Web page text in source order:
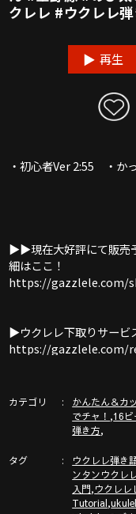
クレレ #ウクレレ
再生
・初心者Ver 2:55 ・か
▶︎▶︎現在大好評にて販売
細はここ！
https://gazzlele.com/
▶︎ウクレレ下取りサービ
https://gazzlele.com/
【無料イベント】12/7
https://gazzlele.com/
カテゴリ かんたん＆カ
でチャ！ ,16ビ
弾き方,
タグ ウクレレ弾き
ンタンウクレ
入門,ウクレレ
Tutorial,